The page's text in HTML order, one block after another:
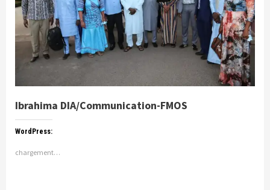
Ibrahima DIA/Communication-FMOS
WordPress:
chargement…